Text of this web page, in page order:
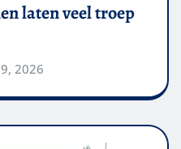
laten veel troep
2026